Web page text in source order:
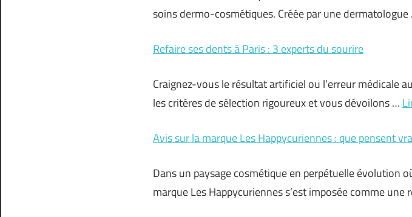
soins dermo-cosmétiques. Créée par une
Refaire ses dents à Paris : 3 experts du sourire
Craignez-vous le résultat artificiel ou l’erreur médicale
les critères de sélection rigoureux et vous dévoilons …
Avis sur la marque Les Happycuriennes : que pensent
Dans un paysage cosmétique en perpétuelle évolution
marque Les Happycuriennes s’est imposée comme